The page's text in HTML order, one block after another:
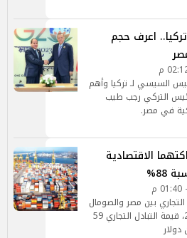
اعرف حجم
السيسي لـ تركيا وأهم
التركي رجب طيب
في مصر.
الاقتصادية
بين مصر والصومال
خلال النصف الأول من عام 2024، قيمة التبادل التجاري 59